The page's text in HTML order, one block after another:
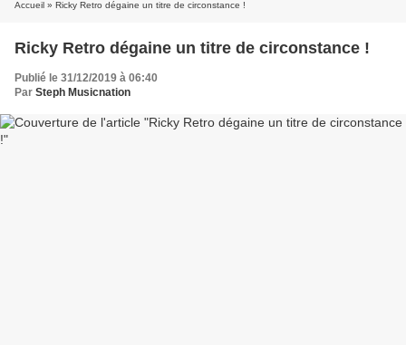
Accueil » Ricky Retro dégaine un titre de circonstance !
Ricky Retro dégaine un titre de circonstance !
Publié le 31/12/2019 à 06:40
Par Steph Musicnation